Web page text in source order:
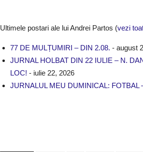
Ultimele postari ale lui Andrei Partos (vezi
77 DE MULȚUMIRI – DIN 2.08. - august
JURNAL HOLBAT DIN 22 IULIE – N.
LOC! - iulie 22, 2026
JURNALUL MEU DUMINICAL: FOTBAL